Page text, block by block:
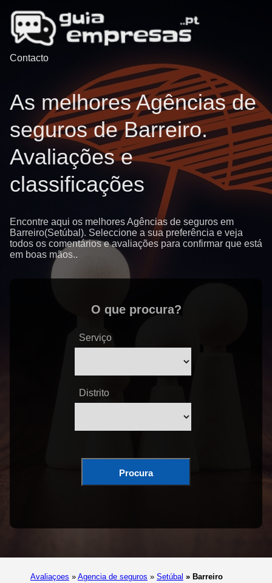
Contacto
As melhores Agências de
seguros de Barreiro.
Avaliações e
classificações
Encontre aqui os melhores Agências de seguros em
Barreiro(Setúbal). Seleccione a sua preferência e veja
todos os comentários e avaliações para confirmar que está
em boas mãos..
O que procura?
Serviço
Distrito
Procura
Avaliaçoes » Agencia de seguros » Setúbal » Barreiro